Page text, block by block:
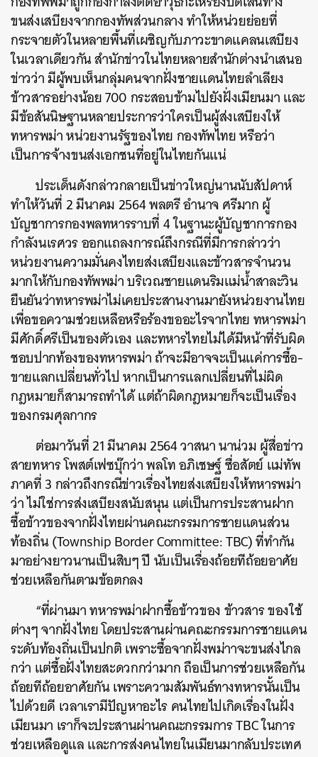
ขนส่งเสบียงจากกองทัพส่วนกลาง ทำให้หน่วยย่อยที่
กระจายตัวในหลายพื้นที่เผชิญกับภาวะขาดแคลนเสบียง
ในเวลาเดียวกัน สำนักข่าวในไทยหลายสำนักต่างนำเสนอ
ข่าวว่า มีผู้พบเห็นกลุ่มคนจากฝั่งชายแดนไทยลำเลียง
ข้าวสารอย่างน้อย 700 กระสอบข้ามไปยังฝั่งเมียนมา และ
มีข้อสันนิษฐานหลายประการว่าใครเป็นผู้ส่งเสบียงให้
ทหารพม่า หน่วยงานรัฐของไทย กองทัพไทย หรือว่า
เป็นการจ้างขนส่งเอกชนที่อยู่ในไทยกันแน่
ประเด็นดังกล่าวกลายเป็นข่าวใหญ่นานนับสัปดาห์
ทำให้วันที่ 2 มีนาคม 2564 พลตรี อำนาจ ศรีมาก ผู้
บัญชาการกองพลทหารราบที่ 4 ในฐานะผู้บัญชาการกอง
กำลังนเรศวร ออกแถลงการณ์ถึงกรณีที่มีการกล่าวว่า
หน่วยงานความมั่นคงไทยส่งเสบียงและข้าวสารจำนวน
มากให้กับกองทัพพม่า บริเวณชายแดนริมแม่น้ำสาละวิน
ยืนยันว่าทหารพม่าไม่เคยประสานงานมายังหน่วยงานไทย
เพื่อขอความช่วยเหลือหรือร้องขออะไรจากไทย ทหารพม่า
มีศักดิ์ศรีเป็นของตัวเอง และทหารไทยไม่ได้มีหน้าที่รับผิด
ชอบปากท้องของทหารพม่า ถ้าจะมีอาจจะเป็นแค่การซื้อ-
ขายแลกเปลี่ยนทั่วไป หากเป็นการแลกเปลี่ยนที่ไม่ผิด
กฎหมายก็สามารถทำได้ แต่ถ้าผิดกฎหมายก็จะเป็นเรื่อง
ของกรมศุลกากร
ต่อมาวันที่ 21 มีนาคม 2564 วาสนา นาน่วม ผู้สื่อข่าว
สายทหาร โพสต์เฟซบุ๊กว่า พลโท อภิเชษฐ์ ซื่อสัตย์ แม่ทัพ
ภาคที่ 3 กล่าวถึงกรณีข่าวเรื่องไทยส่งเสบียงให้ทหารพม่า
ว่า ไม่ใช่การส่งเสบียงสนับสนุน แต่เป็นการประสานฝาก
ซื้อข้าวของจากฝั่งไทยผ่านคณะกรรมการชายแดนส่วน
ท้องถิ่น (Township Border Committee: TBC) ที่ทำกัน
มาอย่างยาวนานเป็นสิบๆ ปี นับเป็นเรื่องถ้อยทีถ้อยอาศัย
ช่วยเหลือกันตามข้อตกลง
“ที่ผ่านมา ทหารพม่าฝากซื้อข้าวของ ข้าวสาร ของใช้
ต่างๆ จากฝั่งไทย โดยประสานผ่านคณะกรรมการชายแดน
ระดับท้องถิ่นเป็นปกติ เพราะซื้อจากฝั่งพม่าาจะขนส่งไกล
กว่า แต่ซื้อฝั่งไทยสะดวกกว่ามาก ถือเป็นการช่วยเหลือกัน
ถ้อยทีถ้อยอาศัยกัน เพราะความสัมพันธ์ทางทหารนั้นเป็น
ไปด้วยดี เวลาเรามีปัญหาอะไร คนไทยไปเกิดเรื่องในฝั่ง
เมียนมา เราก็จะประสานผ่านคณะกรรมการ TBC ในการ
ช่วยเหลือดูแล และการส่งคนไทยในเมียนมากลับประเทศ
ค้นหา
SHARE TWEET LINE EMAIL